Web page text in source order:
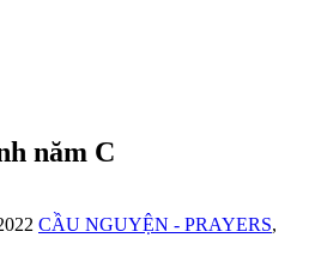
năm C
CẦU NGUYỆN - PRAYERS,